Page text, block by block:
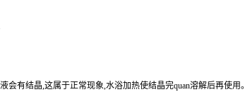
会有结晶,这属于正常现象,水浴加热使结晶完quan溶解后再使用。